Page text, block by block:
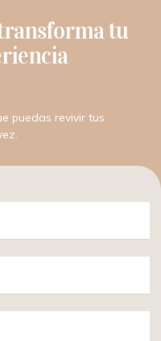
tu
puedas revivir tus